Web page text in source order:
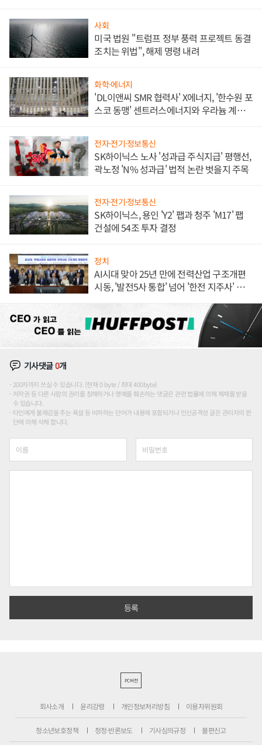
사회
미국 법원 "트럼프 정부 풍력 프로젝트 동결
조치는 위법", 해제 명령 내려
화학·에너지
'DL이앤씨 SMR 협력사' X에너지, '한수원 포
스코 동맹' 센트러스에너지와 우라늄 계약
전자·전기·정보통신
SK하이닉스 노사 '성과급 주식지급' 평행선,
곽노정 'N% 성과급' 법적 논란 벗을지 주목
전자·전기·정보통신
SK하이닉스, 용인 'Y2' 팹과 청주 'M17' 팹
건설에 54조 투자 결정
정치
AI시대 맞아 25년 만에 전력산업 구조개편
시동, '발전5사 통합' 넘어 '한전 지주사' 재편
기사댓글0개
200자까지 쓰실 수 있습니다. (현재 0 byte / 최대 400byte)
저작권 등 다른 사람의 권리를 침해하거나 명예를 훼손하는 댓글은 관련 법률에 의해 제재를 받을
수 있습니다.
타인에게 불쾌감을 주는 욕설 등 비하하는 단어가 내용에 포함되거나 인신공격성 글은 관리자의 판
단에 의해 삭제 합니다.
PC버전
회사소개 윤리강령 개인정보처리방침 이용자위원회
청소년보호정책 정정·반론보도 기사심의규정 불편신고